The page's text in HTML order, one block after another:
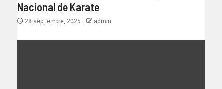
Nacional de Karate
28 septiembre, 2025 admin